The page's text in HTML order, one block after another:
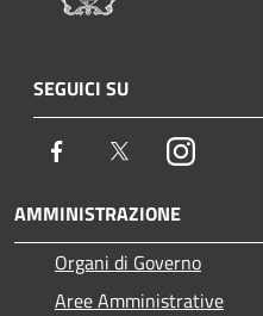
SEGUICI SU
Facebook TwitterInstagram
AMMINISTRAZIONE
Organi di Governo
Aree Amministrative